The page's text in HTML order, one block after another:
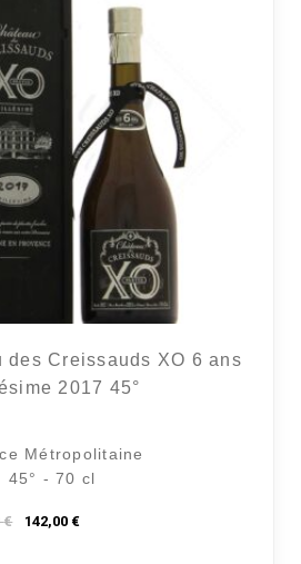
des Creissauds XO 6 ans
2017 45°
Métropolitaine
45° - 70 cl
€ Le prix initial était : 152,00 €.
142,00 €Le prix actuel est : 142,00 €.